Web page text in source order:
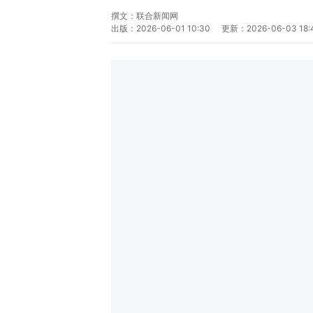
撰文： 联合新闻网
出版： 2026-06-01 10:30 更新： 2026-06-03